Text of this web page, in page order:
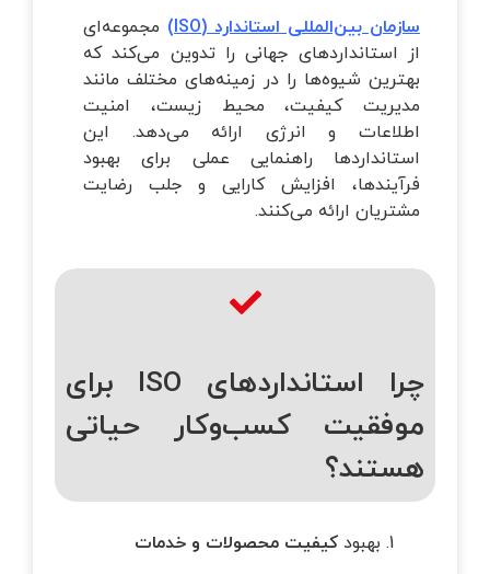
سازمان بین‌المللی استاندارد (ISO)
مجموعه‌ای
از استانداردهای جهانی را تدوین می‌کند که
بهترین شیوه‌ها را در زمینه‌های مختلف مانند
مدیریت کیفیت، محیط زیست، امنیت
اطلاعات و انرژی ارائه می‌دهد. این
استانداردها راهنمایی عملی برای بهبود
فرآیندها، افزایش کارایی و جلب رضایت
مشتریان ارائه می‌کنند.
چرا استانداردهای ISO برای
موفقیت کسب‌وکار حیاتی
هستند؟
بهبود کیفیت محصولات و خدمات